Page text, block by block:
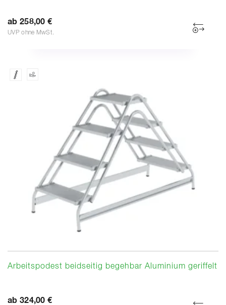
ab 258,00 €
UVP ohne MwSt.
Arbeitspodest beidseitig begehbar Aluminium geriffelt
ab 324,00 €